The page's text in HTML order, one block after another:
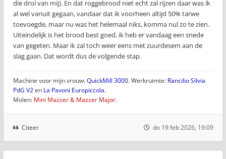
die drol van mij). En dat roggebrood niet echt zal rijzen daar was ik
al wel vanuit gegaan, vandaar dat ik voorheen altijd 50% tarwe
toevoegde, maar nu was het helemaal niks, komma nul zo te zien.
Uiteindelijk is het brood best goed, ik heb er vandaag een snede
van gegeten. Maar ik zal toch weer eens met zuurdesem aan de
slag gaan. Dat wordt dus de volgende stap.
Machine voor mijn vrouw:QuickMill 3000. Werkruimte: Rancilio Silvia
PdG V2en La Pavoni Europiccola.
Molen: Mini Mazzer & Mazzer Major.
Citeer do 19 feb 2026, 19:09